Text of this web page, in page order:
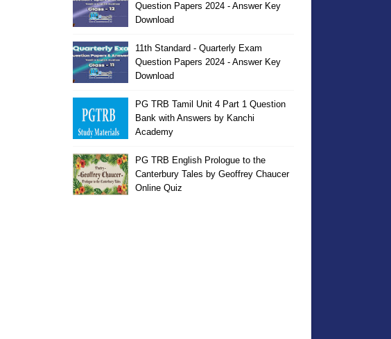
Question Papers 2024 - Answer Key
Download
11th Standard - Quarterly Exam
Question Papers 2024 - Answer Key
Download
PG TRB Tamil Unit 4 Part 1 Question
Bank with Answers by Kanchi
Academy
PG TRB English Prologue to the
Canterbury Tales by Geoffrey Chaucer
Online Quiz